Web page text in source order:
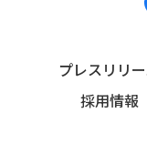
プレスリリ
採用情報